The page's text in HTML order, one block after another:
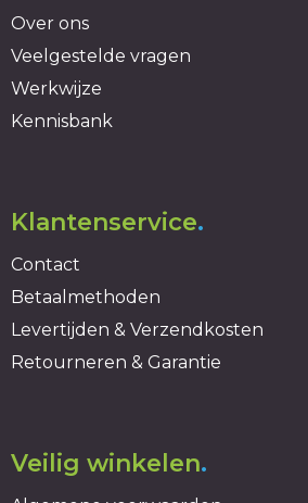
Over ons
Veelgestelde vragen
Werkwijze
Kennisbank
Klantenservice.
Contact
Betaalmethoden
Levertijden & Verzendkosten
Retourneren & Garantie
Veilig winkelen.